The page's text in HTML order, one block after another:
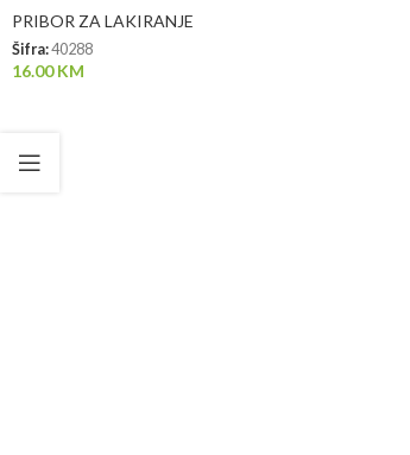
PRIBOR ZA LAKIRANJE
Šifra:40288
16.00KM